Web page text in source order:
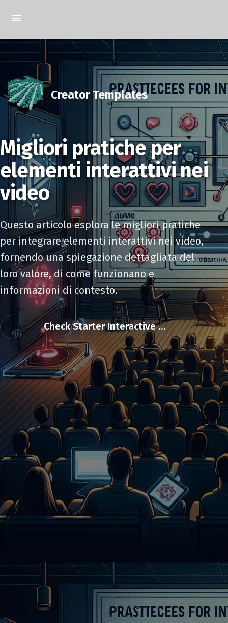
Creator Templates
Migliori pratiche per
elementi interattivi nei
video
Questo articolo esplora le migliori pratiche
per integrare elementi interattivi nei video,
fornendo una spiegazione dettagliata del
loro valore, di come funzionano e
informazioni di contesto.
Check Starter Interactive ...